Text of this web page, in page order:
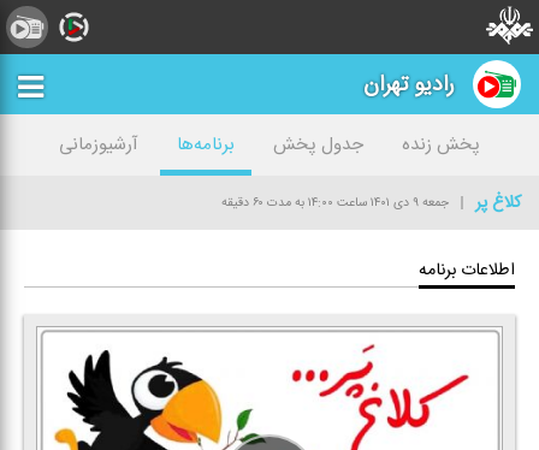
رادیو تهران
پخش زنده جدول پخش برنامه‌ها
آرشیوزمانی
كلاغ پر
جمعه ۹ دی ۱۴۰۱ ساعت ۱۴:۰۰ به مدت ۶۰ دقیقه
اطلاعات برنامه